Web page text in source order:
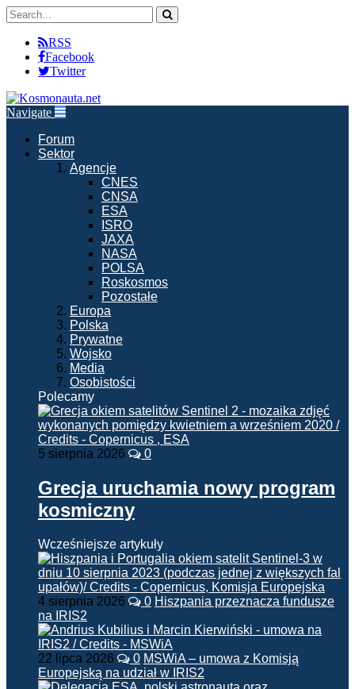
RSS
Facebook
Twitter
Navigate
Forum
Sektor
Agencje
CNES
CNSA
ESA
ISRO
JAXA
NASA
POLSA
Roskosmos
Pozostałe
Europa
Polska
Prywatne
Wojsko
Media
Osobistości
Polecamy
5 sierpnia 2026 0
Grecja uruchamia nowy program
kosmiczny
Wcześniejsze artykuły
4 sierpnia 2026 0 Hiszpania przeznacza fundusze
na IRIS2
22 lipca 2026 0 MSWiA – umowa z Komisją
Europejską na udział w IRIS2